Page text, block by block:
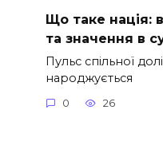
Що таке нація:
та значення в
Пульс спільної
народжується
0 26